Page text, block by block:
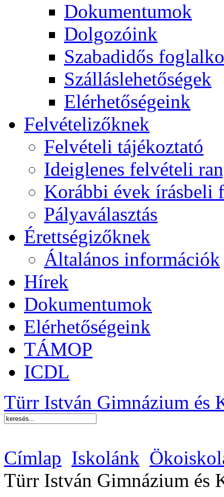
Dokumentumok
Dolgozóink
Szabadidős
Szálláslehetőségek
Elérhetőségeink
Felvételizőknek
Felvételi tájékoztató
Ideiglenes felvételi
Korábbi évek írásbeli
Pályaválasztás
Érettségizőknek
Általános információk
Hírek
Dokumentumok
Elérhetőségeink
TÁMOP
ICDL
Türr István Gimnázium és
Címlap Iskolánk
Türr István Gimnázium és